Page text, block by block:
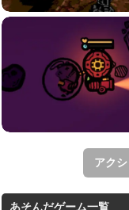
アク
あそんだゲーム一覧